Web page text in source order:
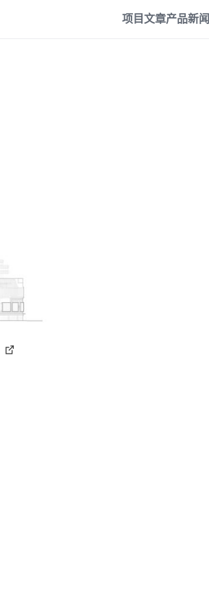
项目文章产品新闻